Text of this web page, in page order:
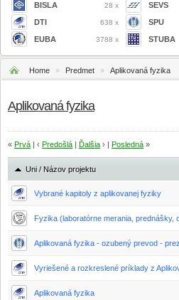
BISLA 28 x
DTI 638 x
EUBA 3788 x
SEVS
SPU
STUBA
Home » Predmet » Aplikovaná fyzika
Aplikovaná fyzika
« Prvá | ‹ Predošlá | Ďalšia › | Posledná »
Uni / Názov projektu
Vybrané kapitoly z aplikovanej fyziky
Fyzika (laboratórne merania, prednášky,
Aplikovaná fyzika - ozubený prevod -
Vyriešené a rozkreslené príklady z
Aplikovaná fyzika